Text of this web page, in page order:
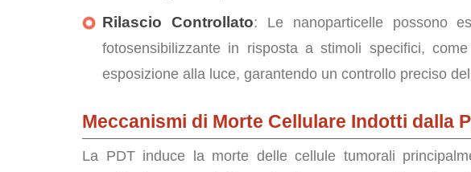
Rilascio Controllato: Le nanoparticelle possono
fotosensibilizzante in risposta a stimoli specifici,
esposizione alla luce, garantendo un controllo preciso
Meccanismi di Morte Cellulare Indotti dalla
La PDT induce la morte delle cellule tumorali